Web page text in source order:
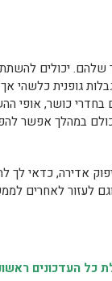
שלהם. יכולים
גופנית כלשהי
בחדרי כושר, אופי
במהלך אפשר
אדירה, כדאי לך
לעזור לאחרים
העדכונים